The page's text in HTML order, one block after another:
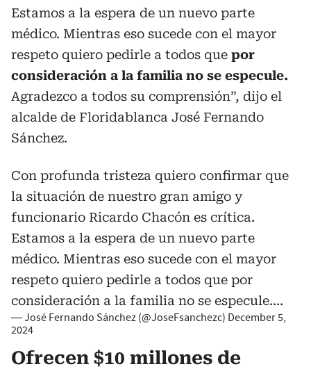
Estamos a la espera de un nuevo parte
médico. Mientras eso sucede con el mayor
respeto quiero pedirle a todos que por
consideración a la familia no se especule.
Agradezco a todos su comprensión”, dijo el
alcalde de Floridablanca José Fernando
Sánchez.
Con profunda tristeza quiero confirmar que
la situación de nuestro gran amigo y
funcionario Ricardo Chacón es crítica.
Estamos a la espera de un nuevo parte
médico. Mientras eso sucede con el mayor
respeto quiero pedirle a todos que por
consideración a la familia no se especule.…
— José Fernando Sánchez (@JoseFsanchezc) December 5,
2024
Ofrecen $10 millones de